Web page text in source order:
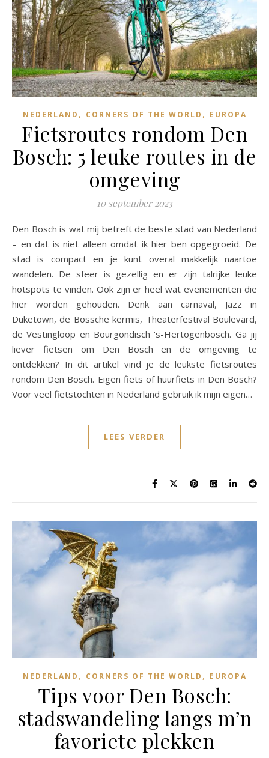
NEDERLAND , CORNERS OF THE WORLD , EUROPA
Fietsroutes rondom Den
Bosch: 5 leuke routes in de
omgeving
10 september 2023
Den Bosch is wat mij betreft de beste stad van Nederland
– en dat is niet alleen omdat ik hier ben opgegroeid. De
stad is compact en je kunt overal makkelijk naartoe
wandelen. De sfeer is gezellig en er zijn talrijke leuke
hotspots te vinden. Ook zijn er heel wat evenementen die
hier worden gehouden. Denk aan carnaval, Jazz in
Duketown, de Bossche kermis, Theaterfestival Boulevard,
de Vestingloop en Bourgondisch ‘s-Hertogenbosch. Ga jij
liever fietsen om Den Bosch en de omgeving te
ontdekken? In dit artikel vind je de leukste fietsroutes
rondom Den Bosch. Eigen fiets of huurfiets in Den Bosch?
Voor veel fietstochten in Nederland gebruik ik mijn eigen…
LEES VERDER
NEDERLAND , CORNERS OF THE WORLD , EUROPA
Tips voor Den Bosch:
stadswandeling langs m’n
favoriete plekken